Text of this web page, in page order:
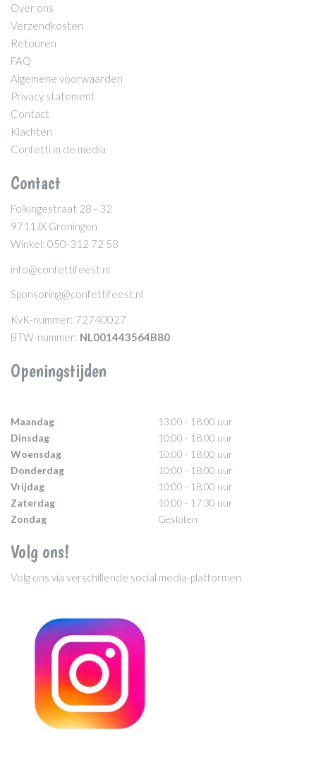
Over ons
Verzendkosten
Retouren
FAQ
Algemene voorwaarden
Privacy statement
Contact
Klachten
Confetti in de media
Contact
Folkingestraat 28 - 32
9711JX Groningen
Winkel: 050-312 72 58
info@confettifeest.nl
Sponsoring@confettifeest.nl
KvK-nummer: 72740027
BTW-nummer: NL001443564B80
Openingstijden
Maandag
13:00 - 18:00 uur
Dinsdag
10:00 - 18:00 uur
Woensdag
10:00 - 18:00 uur
Donderdag
10:00 - 18:00 uur
Vrijdag
10:00 - 18:00 uur
Zaterdag
10:00 - 17:30 uur
Zondag
Gesloten
Volg ons!
Volg ons via verschillende social media-platformen